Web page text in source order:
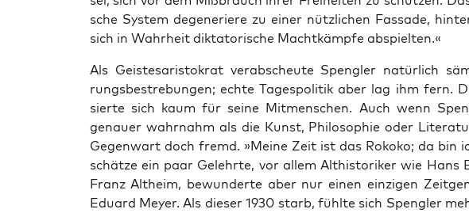
sche Sys­tem dege­ne­rie­re zu einer nütz­li­chen Fas­sa­de,
sich in Wahr­heit dik­ta­to­ri­sche Macht­kämp­fe abspielten.«
Als Geis­tes­a­ris­to­krat ver­ab­scheu­te Speng­ler natür­lich
rungs­be­stre­bun­gen; ech­te Tages­po­li­tik aber lag ihm fern.
sier­te sich kaum für sei­ne Mit­men­schen. Auch wenn
genau­er wahr­nahm als die Kunst, Phi­lo­so­phie oder
Gegen­wart doch fremd. »Mei­ne Zeit ist das Roko­ko; da bin
schät­ze ein paar Gelehr­te, vor allem Alt­his­to­ri­ker wie Hans
Franz Alt­heim, bewun­der­te aber nur einen ein­zi­gen
Edu­ard Mey­er. Als die­ser 1930 starb, fühl­te sich Speng­ler